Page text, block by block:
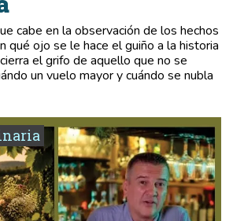
cabe en la observación de los hechos
qué ojo se le hace el guiño a la historia
el grifo de aquello que no se
un vuelo mayor y cuándo se nubla